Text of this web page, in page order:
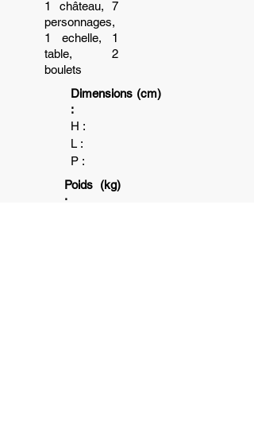
1 château, 7
personnages,
1 echelle, 1
table, 2
boulets
Dimensions (cm)
:
H :
L :
P :
Poids (kg)
: